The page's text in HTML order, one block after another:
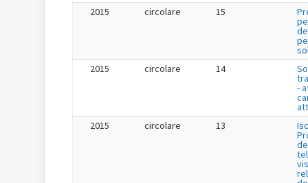
2015
circolare 15
2015
circolare 14
-
2015
circolare 13